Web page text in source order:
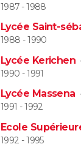
1987 - 1988
Lycée Saint-
1988 - 1990
Lycée Kerichen
1990 - 1991
Lycée Massena
1991 - 1992
Ecole
1992 - 1995